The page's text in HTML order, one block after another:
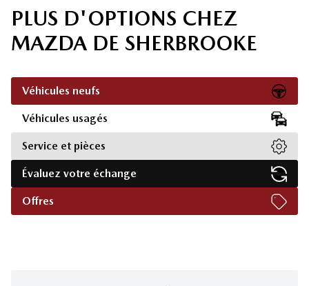
PLUS D'OPTIONS CHEZ
MAZDA DE SHERBROOKE
Véhicules neufs
Véhicules usagés
Service et pièces
Évaluez votre échange
Offres